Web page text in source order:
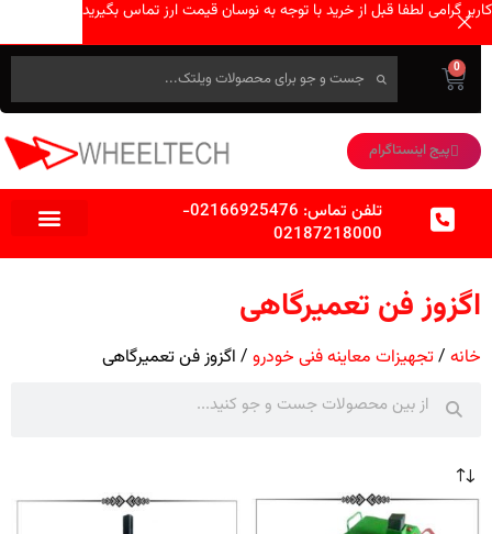
0
پیج اینستاگرام
تلفن تماس: 02166925476
-
02187218000
اگزوز فن تعمیرگاهی
خانه تجهیزات معاینه فنی خودرو اگزوز فن تعمیرگاهی
کاربر گرامی لطفا قبل از خرید با توجه به نوسان قیمت ارز تماس بگیرید